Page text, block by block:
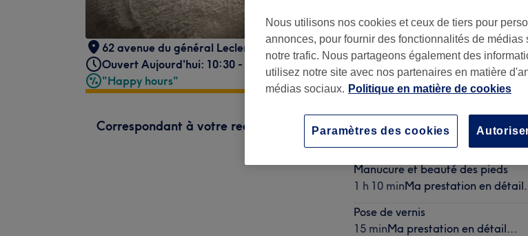
62 avenue du général Leclerc Paris, 75014
Ouvert Aujourd'hui: 10:30 - 19:30
"Happy hours"
Correspondant à votre recherche
Manucure complète + pose de
Manucure et beauté des pieds
1 h 10 minMa prestation en
Pose de vernis
15 minMa prestation en détail...
Nous utilisons nos cookies et ceux de tiers pour
annonces, pour fournir des fonctionnalités de médias
notre trafic. Nous partageons également des
utilisez notre site avec nos partenaires en matière
médias sociaux. Politique en matière de cookies
Paramètres des cookies